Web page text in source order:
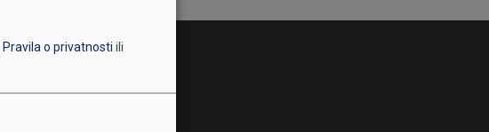
Pravila o privatnosti ili